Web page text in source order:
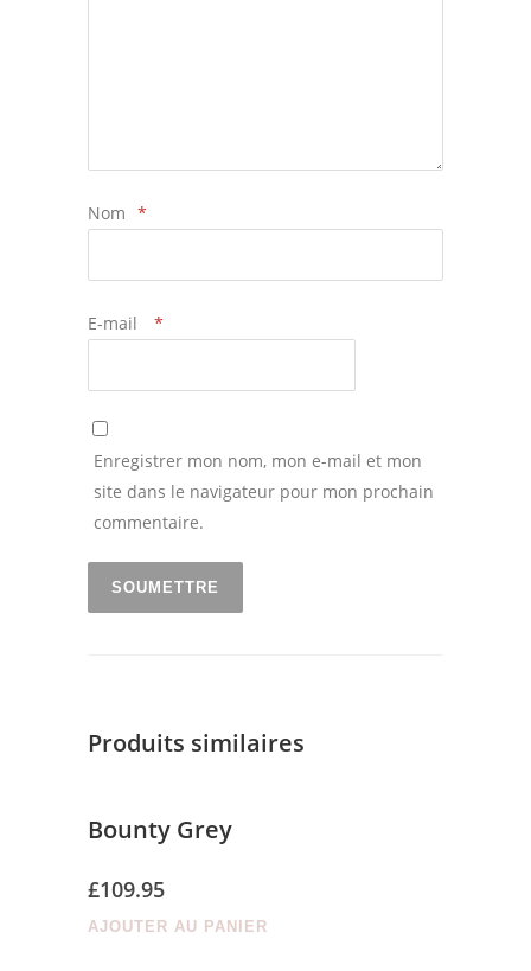
Nom *
E-mail *
Enregistrer mon nom, mon e-mail et mon
site dans le navigateur pour mon prochain
commentaire.
Produits similaires
Bounty Grey
£109.95
AJOUTER AU PANIER